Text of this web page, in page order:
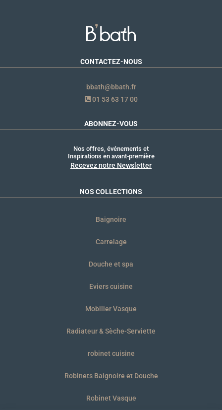
CONTACTEZ-NOUS
bbath@bbath.fr
01 53 63 17 00
ABONNEZ-VOUS
Nos offres, événements et
Inspirations en avant-première
Recevez notre Newsletter
NOS COLLECTIONS
Baignoire
Carrelage
Douche et spa
Eviers cuisine
Mobilier Vasque
Radiateur & Sèche-Serviette
robinet cuisine
Robinets Baignoire et Douche
Robinet Vasque